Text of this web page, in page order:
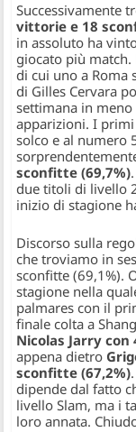
Successivamente
vittorie e 18
in assoluto ha
giocato più
di cui uno a Roma
di Gilles Cervara
settimana in
apparizioni. I primi
solco e al numero
sconfitte (69,7%)
due titoli di livello
inizio di stagione
Discorso sulla
che troviamo in
sconfitte (69,1%).
stagione nella
palmares con il
finale colta a
Nicolas Jarry
appena dietro
sconfitte (67,2%)
dipende dal fatto
livello Slam, ma i
loro annata.